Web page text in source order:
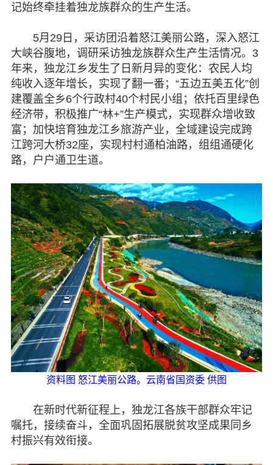
记始终牵挂着独龙族群众的生产生活。
5月29日，采访团沿着怒江美丽公路，深入怒江
大峡谷腹地，调研采访独龙族群众生产生活情况。3
年来，独龙江乡发生了日新月异的变化：农民人均
纯收入逐年增长，实现了翻一番；“五边五美五化”创
建覆盖全乡6个行政村40个村民小组；依托百里绿色
经济带，积极推广“林+”生产模式，实现群众增收致
富；加快培育独龙江乡旅游产业，全域建设完成跨
江跨河大桥32座，实现村村通柏油路，组组通硬化
路，户户通卫生道。
资料图 怒江美丽公路。云南省国资委 供图
在新时代新征程上，独龙江各族干部群众牢记
嘱托，接续奋斗，全面巩固拓展脱贫攻坚成果同乡
村振兴有效衔接。